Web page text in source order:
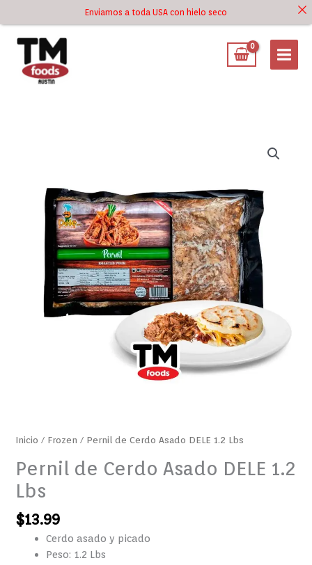
Enviamos a toda USA con hielo seco
al
contenido
Inicio / Frozen / Pernil de Cerdo Asado DELE 1.2 Lbs
Pernil de Cerdo Asado DELE 1.2
Lbs
$13.99
Cerdo asado y picado
Peso: 1.2 Lbs